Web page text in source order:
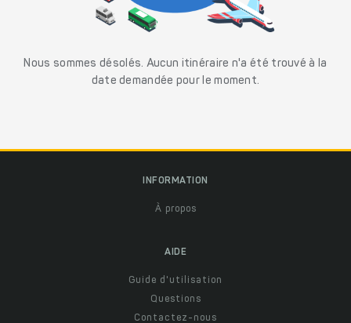
Nous sommes désolés. Aucun itinéraire n'a été trouvé à la
date demandée pour le moment.
INFORMATION
À propos
AIDE
Guide d'utilisation
Questions
Contactez-nous